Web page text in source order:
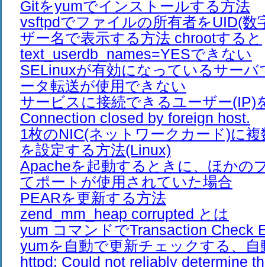
Gitをyumでインストールする方法
vsftpdでファイルの所有者をUID(数
ザー名で表示する方法 chrootすると
text_userdb_names=YESできない
SELinuxが有効になっているサーバ
ータ転送が使用できない
サービスに接続できるユーザー(IP)
Connection closed by foreign host.
1枚のNIC(ネットワークカード)に
を設定する方法(Linux)
Apacheを起動するときに、ほかの
てポートが使用されていた場合
PEARを更新する方法
zend_mm_heap corrupted とは
yum コマンドでTransaction Check
yumを自動で更新チェックする、
httpd: Could not reliably determine